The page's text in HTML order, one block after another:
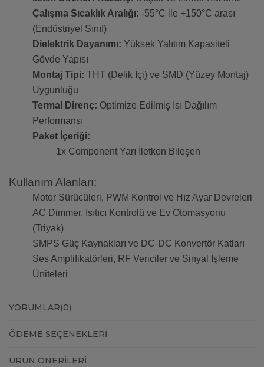
Çalışma Sıcaklık Aralığı: -55°C ile +150°C arası
(Endüstriyel Sınıf)
Dielektrik Dayanımı: Yüksek Yalıtım Kapasiteli
Gövde Yapısı
Montaj Tipi: THT (Delik İçi) ve SMD (Yüzey Montaj)
Uygunluğu
Termal Direnç: Optimize Edilmiş Isı Dağılım
Performansı
Paket İçeriği:
1x Component Yarı İletken Bileşen
Kullanım Alanları:
Motor Sürücüleri, PWM Kontrol ve Hız Ayar Devreleri
AC Dimmer, Isıtıcı Kontrolü ve Ev Otomasyonu
(Triyak)
SMPS Güç Kaynakları ve DC-DC Konvertör Katları
Ses Amplifikatörleri, RF Vericiler ve Sinyal İşleme
Üniteleri
YORUMLAR(0)
ÖDEME SEÇENEKLERI
ÜRÜN ÖNERILERI